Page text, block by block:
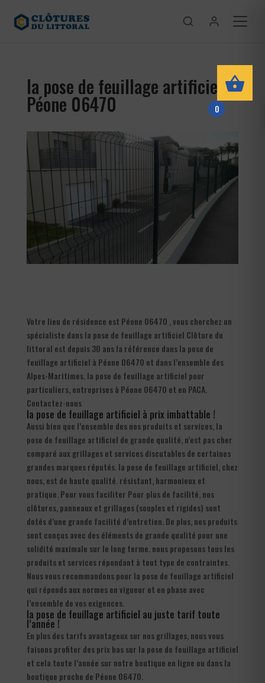
la pose de feuillage artificiel
Péone 06470
Votre lieu de résidence est Péone 06470 , vous cherchez un
spécialiste dans la pose de feuillage artificiel Clôture du
littoral est depuis 30 ans la référence dans la pose de
feuillage artificiel à Péone 06470 et dans l’ensemble des
Alpes-Maritimes. la pose de feuillage artificiel pour
particuliers, entreprises à Péone 06470 et en PACA.
Contactez-nous
la pose de feuillage artificiel à prix imbattable !
Aussi bien que l’ensemble des nos produits et services, la
pose de feuillage artificiel de grande qualité, n’est pas cher
comparé aux grillages et services discutables de certaines
grandes marques réputés. la pose de feuillage artificiel, chez
nous, est de haute qualité. résistant, harmonieux et
pratique. Pour vous faciliter Pour plus de facilité, nos
clôtures, panneaux et grillages (souples et rigides) sont
dotés d’une grande facilité d’entretien. De plus, nos produits
sont conçus avec des éléments de grande qualité pour une
solidité maximale sur le long terme. nous proposons tous les
produits et services répondant à tout type de contraintes.
Nous vous recommandons pour la pose de feuillage artificiel
qui réponds aux normes en vigueur et en phase avec
l’ensemble de vos exigences.
la pose de feuillage artificiel au juste tarif toute
l’année !
En plus des tarifs avantageux sur nos grillages, nous vous
faisons profiter des prix bas sur la pose de feuillage artificiel
et cela toute l’année sur notre boutique en ligne ou dans la
boutique proche de Péone 06470.
0